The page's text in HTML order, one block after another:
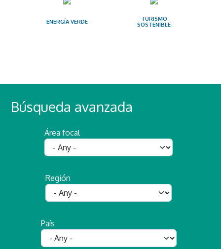
ENERGÍA VERDE
TURISMO
SOSTENIBLE
Búsqueda avanzada
Área focal
Región
País